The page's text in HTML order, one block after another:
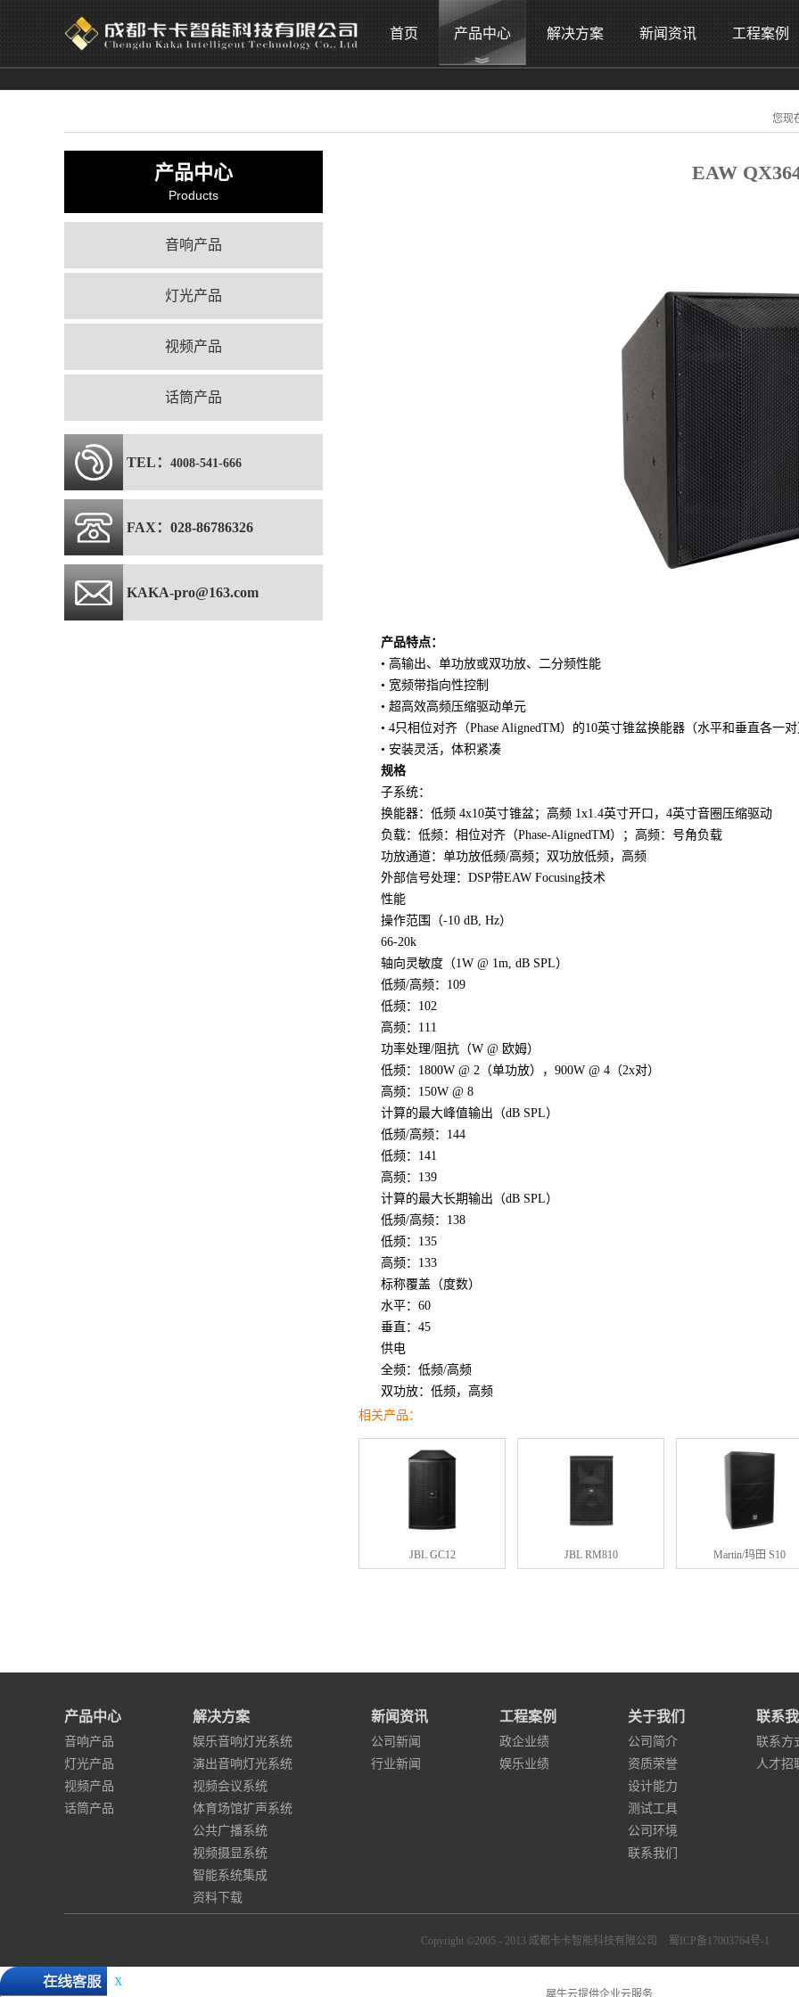
首页 产品中心 解决方案 新闻资讯 工程案例
您现
产品中心
Products
音响产品
灯光产品
视频产品
话筒产品
TEL： 4008-541-666
FAX：028-86786326
KAKA-pro@163.com
EAW
产品特点：
• 高输出、单功放或双功放、二分频性能
• 宽频带指向性控制
• 超高效高频压缩驱动单元
• 4只相位对齐（Phase AlignedTM）的10英寸锥盆换能器（水平和垂直各一
• 安装灵活，体积紧凑
规格
子系统：
换能器：低频 4x10英寸锥盆；高频 1x1.4英寸开口，4英寸音圈压缩驱动
负载：低频：相位对齐（Phase-AlignedTM）；高频：号角负载
功放通道：单功放低频/高频；双功放低频，高频
外部信号处理：DSP带EAW Focusing技术
性能
操作范围（-10 dB, Hz）
66-20k
轴向灵敏度（1W @ 1m, dB SPL）
低频/高频：109
低频：102
高频：111
功率处理/阻抗（W @ 欧姆）
低频：1800W @ 2（单功放），900W @ 4（2x对）
高频：150W @ 8
计算的最大峰值输出（dB SPL）
低频/高频：144
低频：141
高频：139
计算的最大长期输出（dB SPL）
低频/高频：138
低频：135
高频：133
标称覆盖（度数）
水平：60
垂直：45
供电
全频：低频/高频
双功放：低频，高频
相关产品：
JBL GC12 JBL RM810 Martin/玛田 S10
产品中心
音响产品
灯光产品
视频产品
话筒产品
解决方案
娱乐音响灯光系统
演出音响灯光系统
视频会议系统
体育场馆扩声系统
公共广播系统
视频摄显系统
智能系统集成
资料下载
新闻资讯
公司新闻
行业新闻
工程案例
政企业绩
娱乐业绩
关于我们
公司简介
资质荣誉
设计能力
测试工具
公司环境
联系我们
联系
联系方
人才招
Copyright ©2005 - 2013 成都卡卡智能科技有限公司 蜀ICP备17003764号-1
犀牛云提供企业云服务
X